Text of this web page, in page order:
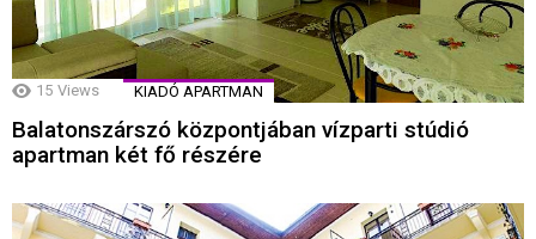
15 Views KIADÓ APARTMAN
Balatonszárszó központjában vízparti stúdió
apartman két fő részére